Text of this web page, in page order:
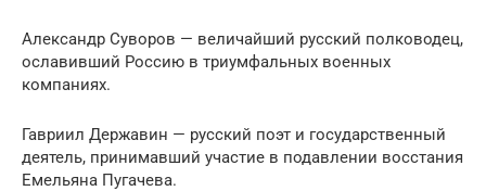
Александр Суворов — величайший русский полководец,
ославивший Россию в триумфальных военных
компаниях.
Гавриил Державин — русский поэт и государственный
деятель, принимавший участие в подавлении восстания
Емельяна Пугачева.